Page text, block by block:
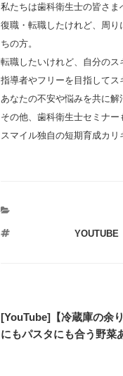
私たちは歯科衛生士の皆さま
復職・転職したけれど、周
ちの方。
転職したいけれど、自分のス
指導者やフリーを目指してス
あなたの不安や悩みを共に解
その他、歯科衛生士セミナー
スマイル独自の短期育成カリ
タ
YOUTUBE
投
稿
過
去
[YouTube]【冷蔵庫の余
にもパスタにも合う野菜